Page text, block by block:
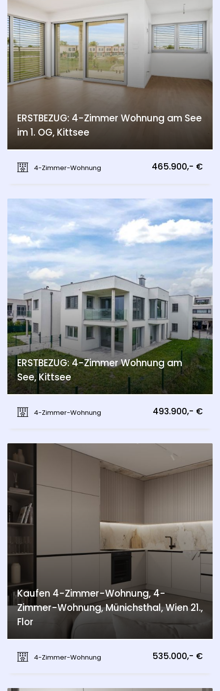
ERSTBEZUG: 4-Zimmer Wohnung am See
im 1. OG, Kittsee
4-Zimmer-Wohnung
465.900,- €
ERSTBEZUG: 4-Zimmer Wohnung am
See, Kittsee
4-Zimmer-Wohnung
493.900,- €
Kaufen 4-Zimmer-Wohnung, 4-
Zimmer-Wohnung, Münichsthal, Wien 21.,
Flor
4-Zimmer-Wohnung
535.000,- €